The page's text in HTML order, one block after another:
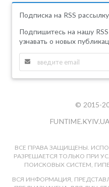
Подписка на RSS рассылку
Подпишитесь на нашу
узнавать о новых
© 2015-
FUNTIME.KYIV.UA
ВСЕ ПРАВА ЗАЩИЩЕНЫ.
РАЗРЕШАЕТСЯ ТОЛЬКО ПРИ
ПОИСКОВЫХ СИСТЕМ,
ВСЯ ИНФОРМАЦИЯ,